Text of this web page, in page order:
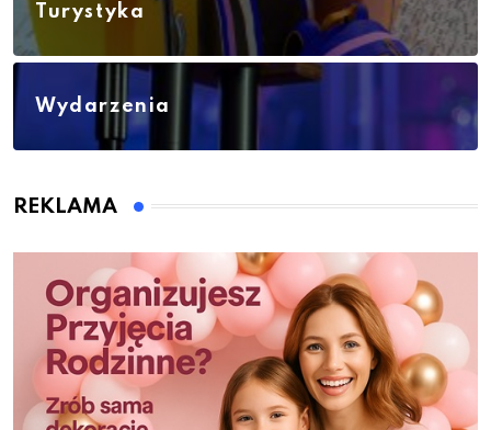
Turystyka
Wydarzenia
REKLAMA